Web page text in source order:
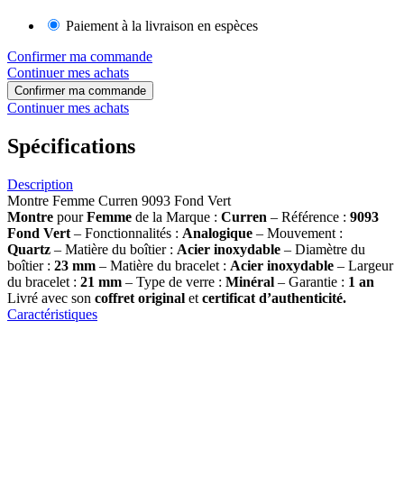
Paiement à la livraison en espèces
Confirmer ma commande
Continuer mes achats
Confirmer ma commande
Continuer mes achats
Spécifications
Description
Montre Femme Curren 9093 Fond Vert
Montre pourFemme de la Marque : Curren – Référence : 9093
Fond Vert – Fonctionnalités : Analogique – Mouvement :
Quartz – Matière du boîtier : Acier inoxydable – Diamètre du
boîtier : 23 mm – Matière du bracelet : Acier inoxydable – Largeur
du bracelet : 21 mm – Type de verre : Minéral – Garantie : 1 an
Livré avec son coffret original et certificat d’authenticité.
Caractéristiques